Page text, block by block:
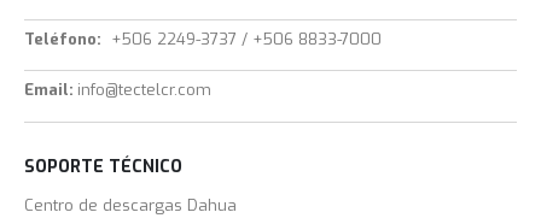
Teléfono: +506 2249-3737 / +506 8833-7000
Email: info@tectelcr.com
SOPORTE TÉCNICO
Centro de descargas Dahua